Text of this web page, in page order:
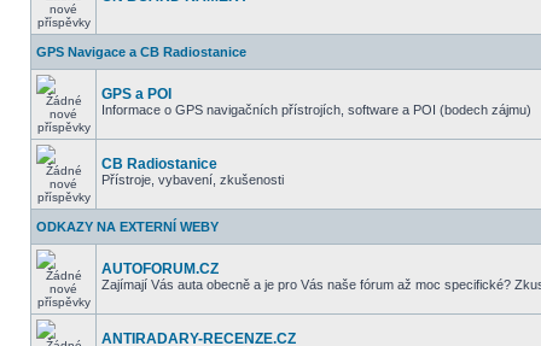
GPS Navigace a CB Radiostanice
GPS a POI
Informace o GPS navigačních přístrojích, software a POI (bodech zájmu)
CB Radiostanice
Přístroje, vybavení, zkušenosti
ODKAZY NA EXTERNÍ WEBY
AUTOFORUM.CZ
Zajímají Vás auta obecně a je pro Vás naše fórum až moc specifické?
ANTIRADARY-RECENZE.CZ